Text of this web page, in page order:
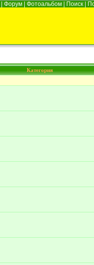
Форум Фотоальбом Поиск
Категория